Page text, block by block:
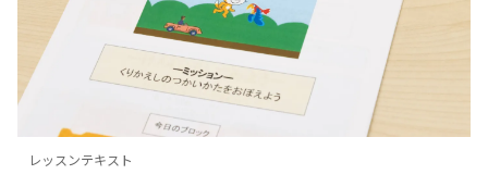
レッスンテキスト